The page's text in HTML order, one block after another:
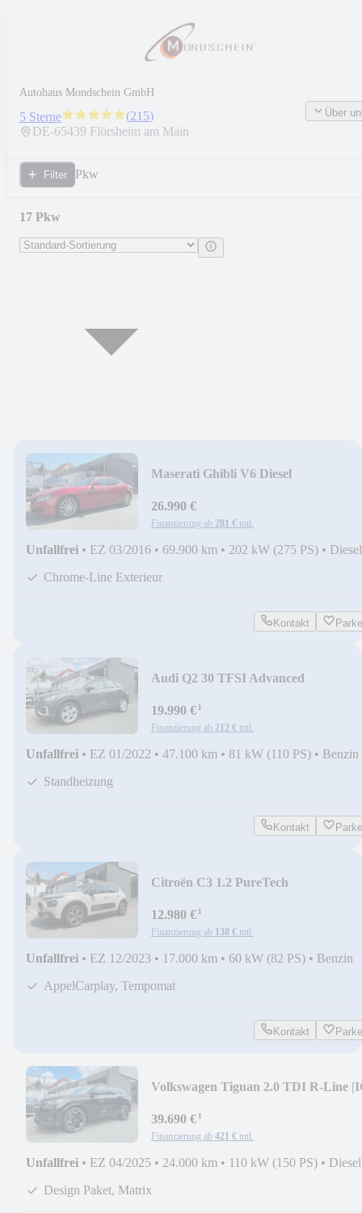
Autohaus Mondschein GmbH
5 Sterne (215)
DE-65439 Flörsheim am Main
Über
Filter Pkw
17 Pkw
Maserati Ghibli V6 Diesel
26.990 €
Finanzierung ab 281 € mtl.
Unfallfrei • EZ 03/2016 • 69.900 km • 202 kW (275 PS) • Diesel
Chrome-Line Exterieur
Kontakt
Audi Q2 30 TFSI Advanced
19.990 €¹
Finanzierung ab 212 € mtl.
Unfallfrei • EZ 01/2022 • 47.100 km • 81 kW (110 PS) • Benzin
Standheizung
Kontakt
Citroën C3 1.2 PureTech
12.980 €¹
Finanzierung ab 138 € mtl.
Unfallfrei • EZ 12/2023 • 17.000 km • 60 kW (82 PS) • Benzin
AppelCarplay, Tempomat
Kontakt
Volkswagen Tiguan 2.0 TDI R-Line
39.690 €¹
Finanzierung ab 421 € mtl.
Unfallfrei • EZ 04/2025 • 24.000 km • 110 kW (150 PS) • Diesel
Design Paket, Matrix